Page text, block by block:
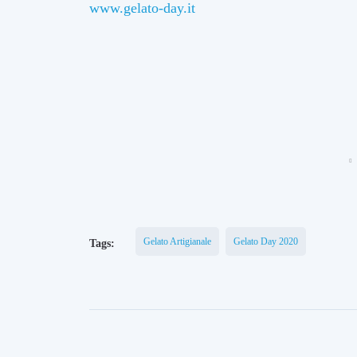
www.gelato-day.it
Tags: Gelato Artigianale Gelato Day 2020